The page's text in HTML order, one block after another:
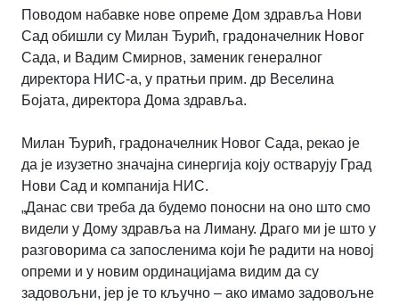
Поводом набавке нове опреме Дом здравља Нови
Сад обишли су Милан Ђурић, градоначелник Новог
Сада, и Вадим Смирнов, заменик генералног
директора НИС-а, у пратњи прим. др Веселина
Бојата, директора Дома здравља.
Милан Ђурић, градоначелник Новог Сада, рекао је
да је изузетно значајна синергија коју остварују Град
Нови Сад и компанија НИС.
„Данас сви треба да будемо поносни на оно што смо
видели у Дому здравља на Лиману. Драго ми је што у
разговорима са запосленима који ће радити на новој
опреми и у новим ординацијама видим да су
задовољни, јер је то кључно – ако имамо задовољне